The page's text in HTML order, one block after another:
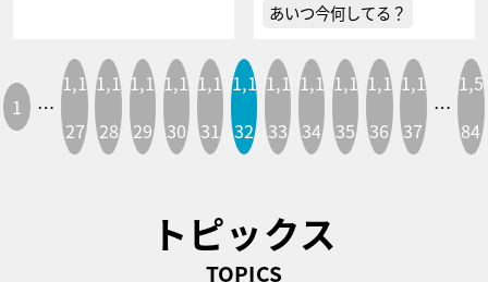
あいつ今何してる？
1 …
1,1
27
1,1
28
1,1
29
1,1
30
1,1
31
1,1
32
1,1
33
1,1
34
1,1
35
1,1
36
1,1
37
…
1,5
84
トピックス
TOPICS